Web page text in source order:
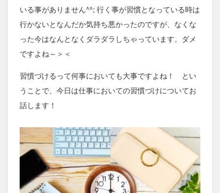
いる事がありません^^; 行く事が習慣となっている時は
行かないとなんだか気持ち悪かったのですが、なくな
った今はなんとなくダラダラしちゃっています。ダメ
ですよね～＞＜
習慣づけるって何事においても大事ですよね！ とい
うことで、今日は仕事においての習慣づけについてお
話します！